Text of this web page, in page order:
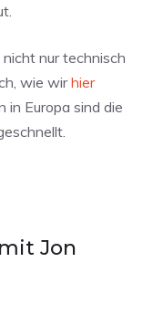
nur technisch
wie wirhier
in Europa sind die
Jon